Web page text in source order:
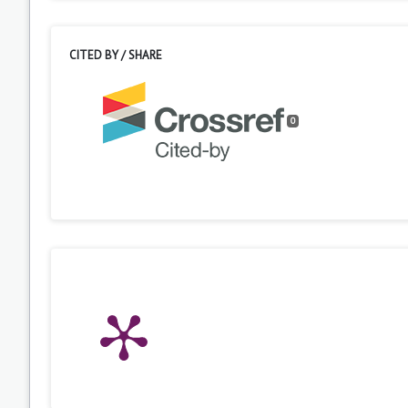
CITED BY / SHARE
0